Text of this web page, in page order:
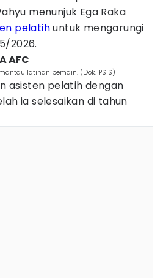
menunjuk Ega Raka
pelatihuntuk mengarungi
2026.
AFC
latihan pemain. (Dok. PSIS)
asisten pelatih dengan
ia selesaikan di tahun